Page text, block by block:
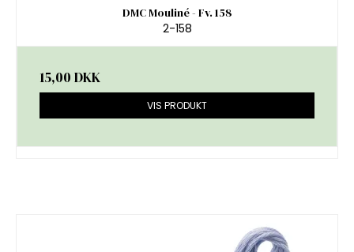
DMC Mouliné - Fv. 158
2-158
15,00 DKK
VIS PRODUKT